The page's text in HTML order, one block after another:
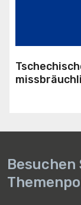
Besuchen